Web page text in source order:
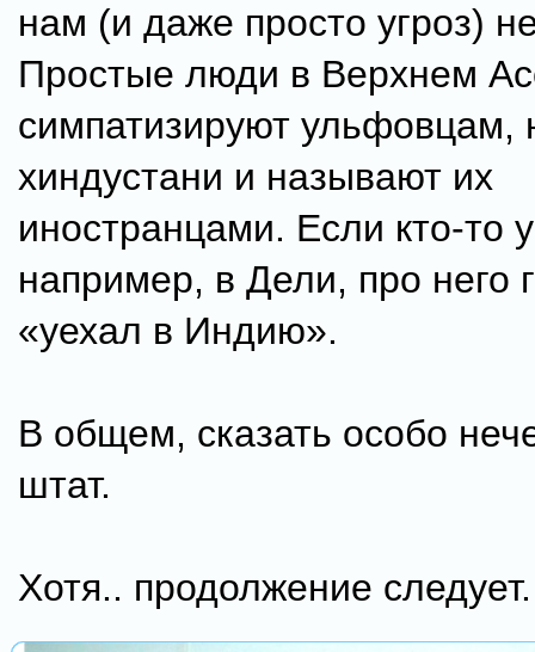
нам (и даже просто угроз)
Простые люди в Верхнем
симпатизируют ульфовцам,
хиндустани и называют их
иностранцами. Если кто-то
например, в Дели, про него
«уехал в Индию».
В общем, сказать особо
штат.
Хотя.. продолжение следует.